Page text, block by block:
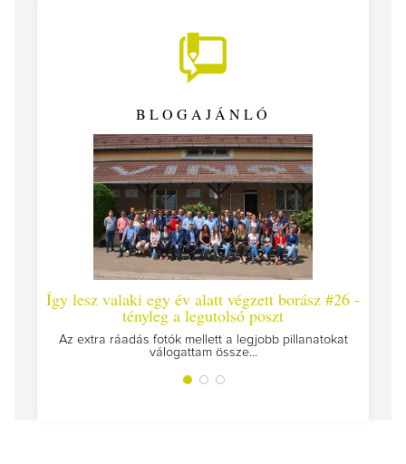
BLOGAJÁNLÓ
Így lesz valaki egy év alatt végzett borász #26 -
tényleg a legutolsó poszt
Az extra ráadás fotók mellett a legjobb pillanatokat
válogattam össze...